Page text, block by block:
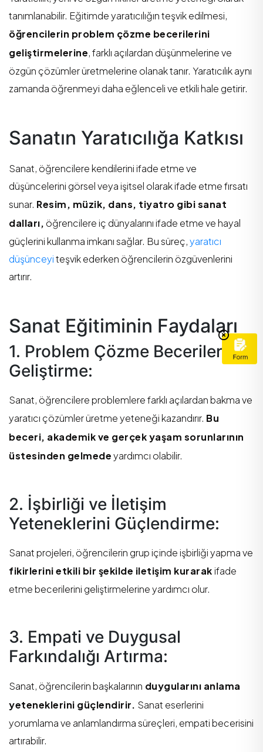
tanımlanabilir. Eğitimde yaratıcılığın teşvik edilmesi,
öğrencilerin problem çözme becerilerini
geliştirmelerine, farklı açılardan düşünmelerine ve
özgün çözümler üretmelerine olanak tanır. Yaratıcılık aynı
zamanda öğrenmeyi daha eğlenceli ve etkili hale getirir.
Sanatın Yaratıcılığa Katkısı
Sanat, öğrencilere kendilerini ifade etme ve
düşüncelerini görsel veya işitsel olarak ifade etme fırsatı
sunar. Resim, müzik, dans, tiyatro gibi sanat
dalları, öğrencilere iç dünyalarını ifade etme ve hayal
güçlerini kullanma imkanı sağlar. Bu süreç,yaratıcı
düşünceyiteşvik ederken öğrencilerin özgüvenlerini
artırır.
Sanat Eğitiminin Faydaları
1. Problem Çözme Becerilerini
Geliştirme:
Sanat, öğrencilere problemlere farklı açılardan bakma ve
yaratıcı çözümler üretme yeteneği kazandırır. Bu
beceri, akademik ve gerçek yaşam sorunlarının
üstesinden gelmedeyardımcı olabilir.
2. İşbirliği ve İletişim
Yeteneklerini Güçlendirme:
Sanat projeleri, öğrencilerin grup içinde işbirliği yapma ve
fikirlerini etkili bir şekilde iletişim kurarakifade
etme becerilerini geliştirmelerine yardımcı olur.
3. Empati ve Duygusal
Farkındalığı Artırma:
Sanat, öğrencilerin başkalarının duygularını anlama
yeteneklerini güçlendirir. Sanat eserlerini
yorumlama ve anlamlandırma süreçleri, empati becerisini
artırabilir.